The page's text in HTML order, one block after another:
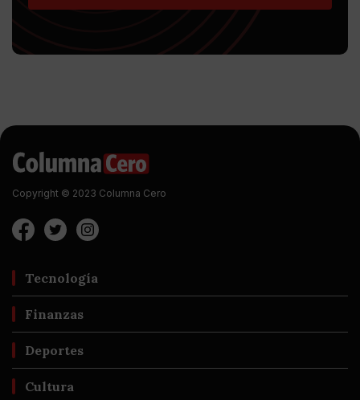
Copyright © 2023 Columna Cero
Tecnología
Finanzas
Deportes
Cultura